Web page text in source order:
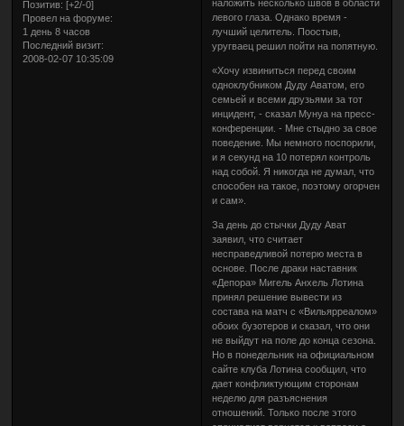
Позитив: [+2/-0]
Провел на форуме:
1 день 8 часов
Последний визит:
2008-02-07 10:35:09
наложить несколько швов в области
левого глаза. Однако время -
лучший целитель. Поостыв,
уругваец решил пойти на попятную.
«Хочу извиниться перед своим
одноклубником Дуду Аватом, его
семьей и всеми друзьями за тот
инцидент, - сказал Мунуа на пресс-
конференции. - Мне стыдно за свое
поведение. Мы немного поспорили,
и я секунд на 10 потерял контроль
над собой. Я никогда не думал, что
способен на такое, поэтому огорчен
и сам».
За день до стычки Дуду Ават
заявил, что считает
несправедливой потерю места в
основе. После драки наставник
«Депора» Мигель Анхель Лотина
принял решение вывести из
состава на матч с «Вильярреалом»
обоих бузотеров и сказал, что они
не выйдут на поле до конца сезона.
Но в понедельник на официальном
сайте клуба Лотина сообщил, что
дает конфликтующим сторонам
неделю для разъяснения
отношений. Только после этого